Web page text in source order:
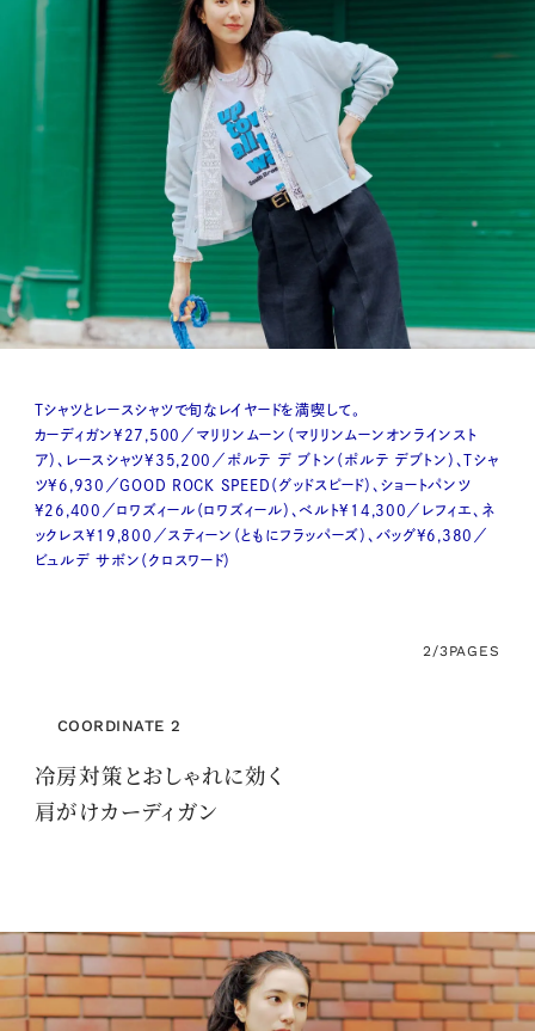
Tシャツとレースシャツで旬なレイヤードを満喫して。
カーディガン¥27,500／マリリンムーン（マリリンムーンオンラインスト
ア）、レースシャツ¥35,200／ポルテ デ ブトン（ポルテ デブトン）、Tシャ
ツ¥6,930／GOOD ROCK SPEED（グッドスピード）、ショートパンツ
¥26,400／ロワズィール（ロワズィール）、ベルト¥14,300／レフィエ、ネ
ックレス¥19,800／スティーン（ともにフラッパーズ）、バッグ¥6,380／
ビュルデ サボン（クロスワード）
2/3PAGES
COORDINATE 2
冷房対策とおしゃれに効く
肩がけカーディガン